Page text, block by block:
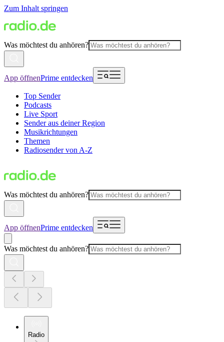
Zum Inhalt springen
Was möchtest du anhören?
App öffnenPrime entdecken
Top Sender
Podcasts
Live Sport
Sender aus deiner Region
Musikrichtungen
Themen
Radiosender von A-Z
Was möchtest du anhören?
App öffnenPrime entdecken
Was möchtest du anhören?
Radio